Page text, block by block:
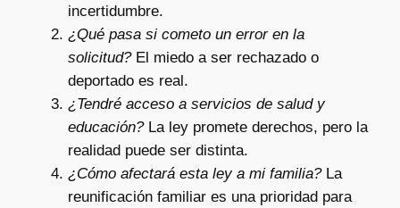
incertidumbre.
¿Qué pasa si cometo un error en la
solicitud?El miedo a ser rechazado o
deportado es real.
¿Tendré acceso a servicios de salud y
educación?La ley promete derechos, pero la
realidad puede ser distinta.
¿Cómo afectará esta ley a mi familia?La
reunificación familiar es una prioridad para